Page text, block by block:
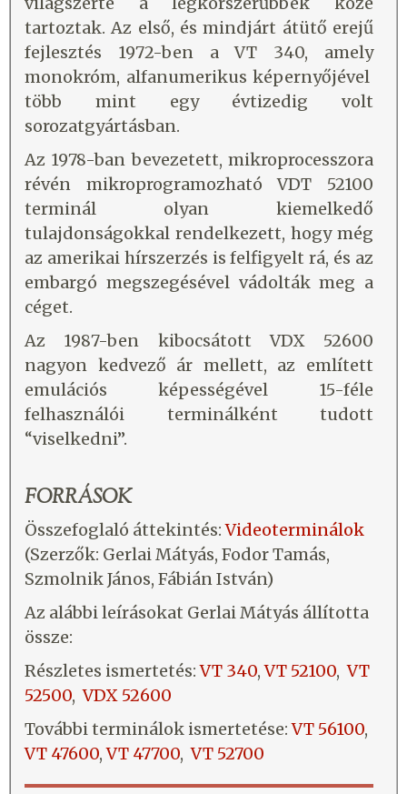
tartoztak. Az első, és mindjárt átütő erejű
fejlesztés 1972-ben a VT 340, amely
monokróm, alfanumerikus képernyőjével
több mint egy évtizedig volt
sorozatgyártásban.
Az 1978-ban bevezetett, mikroprocesszora
révén mikroprogramozható VDT 52100
terminál olyan kiemelkedő
tulajdonságokkal rendelkezett, hogy még
az amerikai hírszerzés is felfigyelt rá, és az
embargó megszegésével vádolták meg a
céget.
Az 1987-ben kibocsátott VDX 52600
nagyon kedvező ár mellett, az említett
emulációs képességével 15-féle
felhasználói terminálként tudott
“viselkedni”.
FORRÁSOK
Összefoglaló áttekintés:Videoterminálok
(Szerzők: Gerlai Mátyás, Fodor Tamás,
Szmolnik János, Fábián István)
Az alábbi leírásokat Gerlai Mátyás állította
össze:
Részletes ismertetés:VT 340,VT 52100,VT
52500,VDX 52600
További terminálok ismertetése:VT 56100,
VT 47600,VT 47700,VT 52700